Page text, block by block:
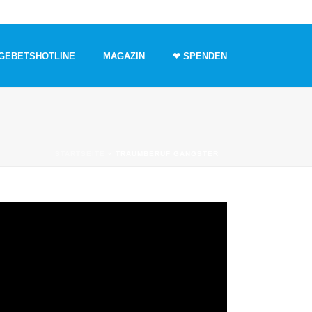
MAGAZIN ❤ SPENDEN